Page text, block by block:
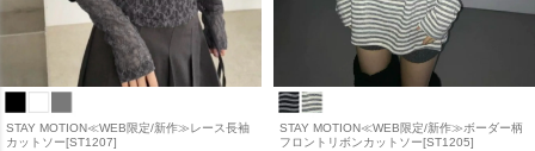
STAY MOTION≪WEB限定/新作≫レース長袖
カットソー[ST1207]
STAY MOTION≪WEB限定/新作≫ボーダー柄
フロントリボンカットソー[ST1205]